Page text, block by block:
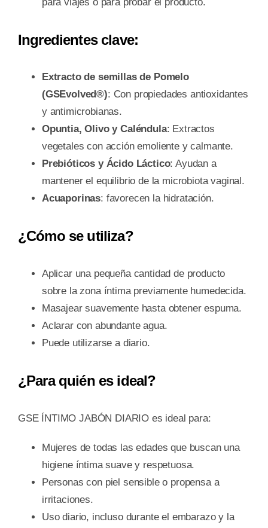
Ingredientes clave:
Extracto de semillas de Pomelo
(GSEvolved®): Con propiedades antioxidantes
y antimicrobianas.
Opuntia, Olivo y Caléndula: Extractos
vegetales con acción emoliente y calmante.
Prebióticos y Ácido Láctico: Ayudan a
mantener el equilibrio de la microbiota vaginal.
Acuaporinas: favorecen la hidratación.
¿Cómo se utiliza?
Aplicar una pequeña cantidad de producto
sobre la zona íntima previamente humedecida.
Masajear suavemente hasta obtener espuma.
Aclarar con abundante agua.
Puede utilizarse a diario.
¿Para quién es ideal?
GSE ÍNTIMO JABÓN DIARIO es ideal para:
Mujeres de todas las edades que buscan una
higiene íntima suave y respetuosa.
Personas con piel sensible o propensa a
irritaciones.
Uso diario, incluso durante el embarazo y la